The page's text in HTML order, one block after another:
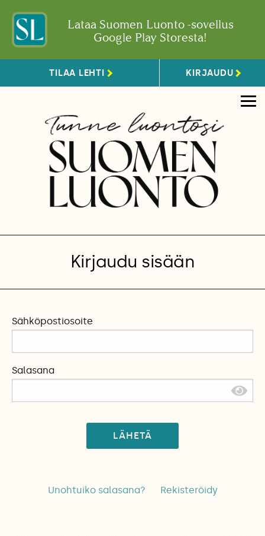
Lataa Suomen Luonto -sovellus
Google Play Storesta!
TILAA LEHTI KIRJAUDU
Kirjaudu sisään
Sähköpostiosoite
Salasana
LÄHETÄ
Unohtuiko salasana? Rekisteröidy